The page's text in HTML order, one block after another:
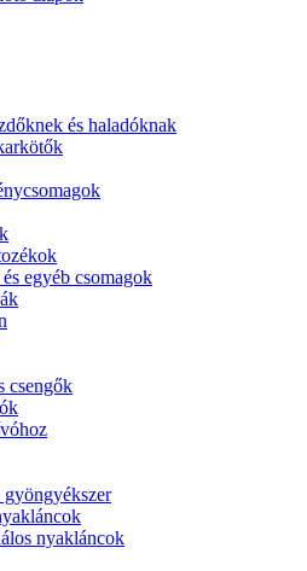
és haladóknak
egyéb csomagok
csengők
nyakláncok